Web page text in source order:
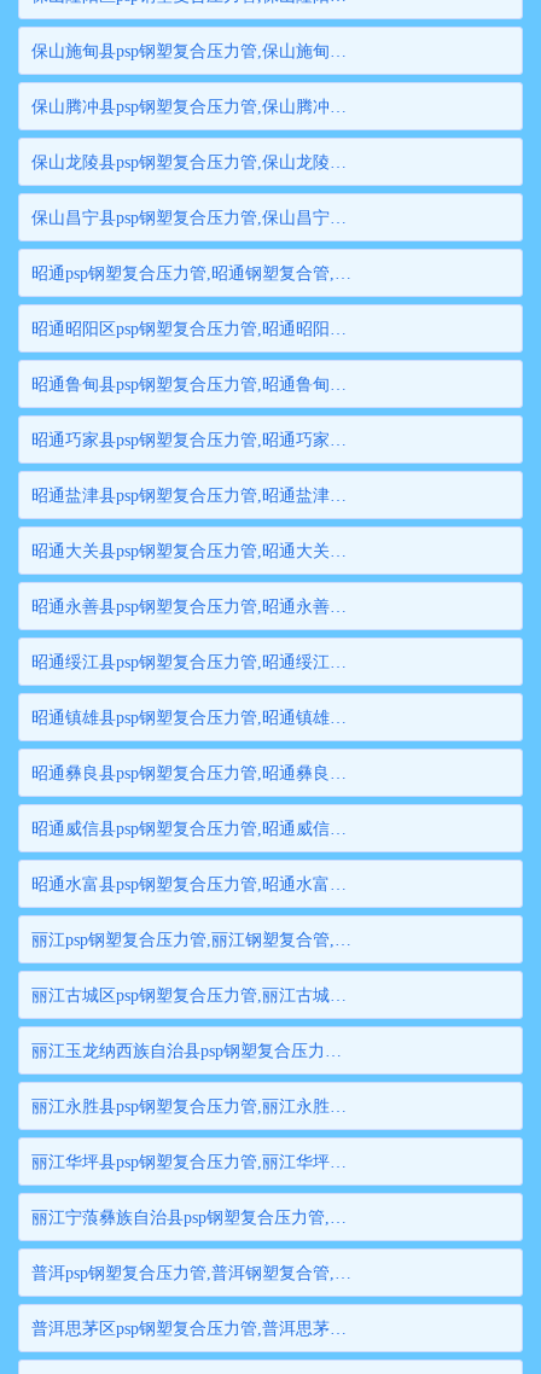
保山施甸县psp钢塑复合压力管,保山施甸县钢塑复合管,保山施甸县衬塑钢管,保山施甸县psp钢塑复合穿线管,保山施甸县内衬塑复合钢管
保山腾冲县psp钢塑复合压力管,保山腾冲县钢塑复合管,保山腾冲县衬塑钢管,保山腾冲县psp钢塑复合穿线管,保山腾冲县内衬塑复合钢管
保山龙陵县psp钢塑复合压力管,保山龙陵县钢塑复合管,保山龙陵县衬塑钢管,保山龙陵县psp钢塑复合穿线管,保山龙陵县内衬塑复合钢管
保山昌宁县psp钢塑复合压力管,保山昌宁县钢塑复合管,保山昌宁县衬塑钢管,保山昌宁县psp钢塑复合穿线管,保山昌宁县内衬塑复合钢管
昭通psp钢塑复合压力管,昭通钢塑复合管,昭通衬塑钢管,昭通psp钢塑复合穿线管,昭通内衬塑复合钢管
昭通昭阳区psp钢塑复合压力管,昭通昭阳区钢塑复合管,昭通昭阳区衬塑钢管,昭通昭阳区psp钢塑复合穿线管,昭通昭阳区内衬塑复合钢管
昭通鲁甸县psp钢塑复合压力管,昭通鲁甸县钢塑复合管,昭通鲁甸县衬塑钢管,昭通鲁甸县psp钢塑复合穿线管,昭通鲁甸县内衬塑复合钢管
昭通巧家县psp钢塑复合压力管,昭通巧家县钢塑复合管,昭通巧家县衬塑钢管,昭通巧家县psp钢塑复合穿线管,昭通巧家县内衬塑复合钢管
昭通盐津县psp钢塑复合压力管,昭通盐津县钢塑复合管,昭通盐津县衬塑钢管,昭通盐津县psp钢塑复合穿线管,昭通盐津县内衬塑复合钢管
昭通大关县psp钢塑复合压力管,昭通大关县钢塑复合管,昭通大关县衬塑钢管,昭通大关县psp钢塑复合穿线管,昭通大关县内衬塑复合钢管
昭通永善县psp钢塑复合压力管,昭通永善县钢塑复合管,昭通永善县衬塑钢管,昭通永善县psp钢塑复合穿线管,昭通永善县内衬塑复合钢管
昭通绥江县psp钢塑复合压力管,昭通绥江县钢塑复合管,昭通绥江县衬塑钢管,昭通绥江县psp钢塑复合穿线管,昭通绥江县内衬塑复合钢管
昭通镇雄县psp钢塑复合压力管,昭通镇雄县钢塑复合管,昭通镇雄县衬塑钢管,昭通镇雄县psp钢塑复合穿线管,昭通镇雄县内衬塑复合钢管
昭通彝良县psp钢塑复合压力管,昭通彝良县钢塑复合管,昭通彝良县衬塑钢管,昭通彝良县psp钢塑复合穿线管,昭通彝良县内衬塑复合钢管
昭通威信县psp钢塑复合压力管,昭通威信县钢塑复合管,昭通威信县衬塑钢管,昭通威信县psp钢塑复合穿线管,昭通威信县内衬塑复合钢管
昭通水富县psp钢塑复合压力管,昭通水富县钢塑复合管,昭通水富县衬塑钢管,昭通水富县psp钢塑复合穿线管,昭通水富县内衬塑复合钢管
丽江psp钢塑复合压力管,丽江钢塑复合管,丽江衬塑钢管,丽江psp钢塑复合穿线管,丽江内衬塑复合钢管
丽江古城区psp钢塑复合压力管,丽江古城区钢塑复合管,丽江古城区衬塑钢管,丽江古城区psp钢塑复合穿线管,丽江古城区内衬塑复合钢管
丽江玉龙纳西族自治县psp钢塑复合压力管,丽江玉龙纳西族自治县钢塑复合管,丽江玉龙纳西族自治县衬塑钢管,丽江玉龙纳西族自治县psp钢塑复合穿线管,丽江玉龙纳西族自治县内衬塑复合钢管
丽江永胜县psp钢塑复合压力管,丽江永胜县钢塑复合管,丽江永胜县衬塑钢管,丽江永胜县psp钢塑复合穿线管,丽江永胜县内衬塑复合钢管
丽江华坪县psp钢塑复合压力管,丽江华坪县钢塑复合管,丽江华坪县衬塑钢管,丽江华坪县psp钢塑复合穿线管,丽江华坪县内衬塑复合钢管
丽江宁蒗彝族自治县psp钢塑复合压力管,丽江宁蒗彝族自治县钢塑复合管,丽江宁蒗彝族自治县衬塑钢管,丽江宁蒗彝族自治县psp钢塑复合穿线管,丽江宁蒗彝族自治县内衬塑复合钢管
普洱psp钢塑复合压力管,普洱钢塑复合管,普洱衬塑钢管,普洱psp钢塑复合穿线管,普洱内衬塑复合钢管
普洱思茅区psp钢塑复合压力管,普洱思茅区钢塑复合管,普洱思茅区衬塑钢管,普洱思茅区psp钢塑复合穿线管,普洱思茅区内衬塑复合钢管